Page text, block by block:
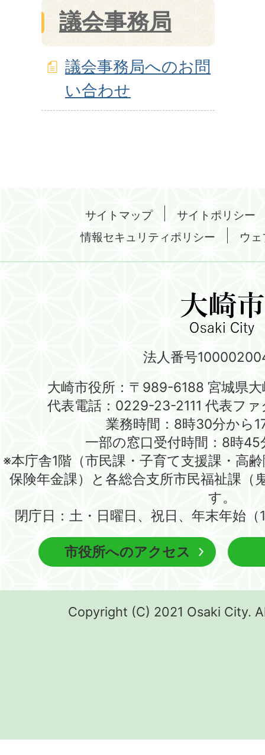
議会事務局
議会事務局へのお問
い合わせ
サイトマップ
サイトポリシー
情報セキュリティポリシー
ウ
法人番号
大崎市役所：〒989-6188 宮城県大
代表電話：0229-23-2111 代表フ
業務時間：8時30分から
一部の窓口受付時間：8時
※本庁舎1階（市民課・子育て支援課・高
保険年金課）と各総合支所市民福祉課（
す。
閉庁日：土・日曜日、祝日、年末年始
市役所へのアクセス
Copyright (C) 2021 Osaki City.